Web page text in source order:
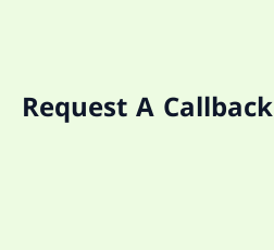
Request A Callback